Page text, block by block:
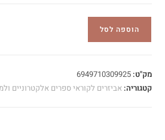
הוספה לסל
מק"ט:6949710309925
קטגוריה:אביזרים לקוראי ספרים אלקטרוניים